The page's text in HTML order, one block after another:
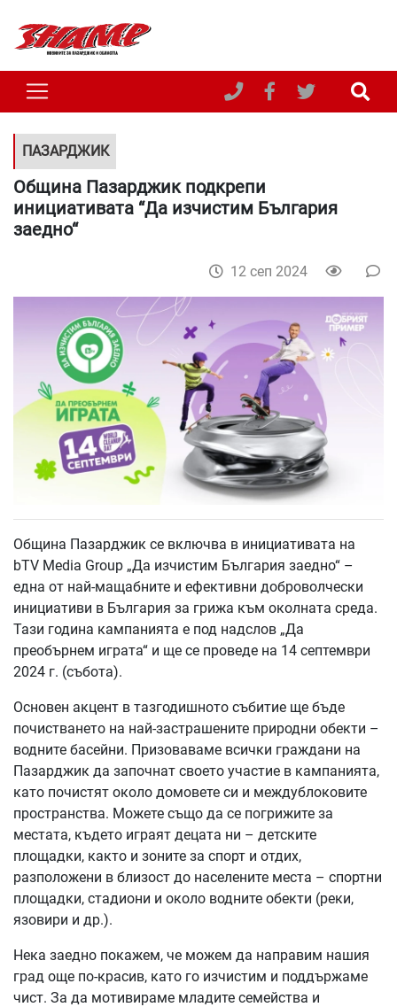
ПАЗАРДЖИК
Община Пазарджик подкрепи
инициативата “Да изчистим България
заедно“
12 сеп 2024
Община Пазарджик се включва в инициативата на
bTV Media Group „Да изчистим България заедно“ –
една от най-мащабните и ефективни доброволчески
инициативи в България за грижа към околната среда.
Тази година кампанията е под надслов „Да
преобърнем играта“ и ще се проведе на 14 септември
2024 г. (събота).
Основен акцент в тазгодишното събитие ще бъде
почистването на най-застрашените природни обекти –
водните басейни. Призоваваме всички граждани на
Пазарджик да започнат своето участие в кампанията,
като почистят около домовете си и междублоковите
пространства. Можете също да се погрижите за
местата, където играят децата ни – детските
площадки, както и зоните за спорт и отдих,
разположени в близост до населените места – спортни
площадки, стадиони и около водните обекти (реки,
язовири и др.).
Нека заедно покажем, че можем да направим нашия
град още по-красив, като го изчистим и поддържаме
чист. За да мотивираме младите семейства и